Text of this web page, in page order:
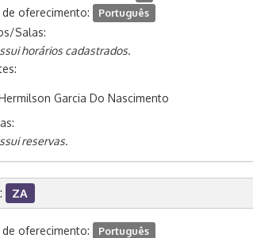
de oferecimento: Português
Salas:
horários cadastrados.
Garcia Do Nascimento
reservas.
ZA
de oferecimento: Português